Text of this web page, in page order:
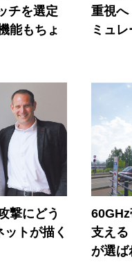
チを選定
能もちょ
重視
ミュ
撃にどう
トが描く
支える
が選ば